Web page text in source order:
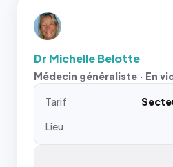
Dr Michelle Belotte
Médecin généraliste · En
Tarif
Lieu